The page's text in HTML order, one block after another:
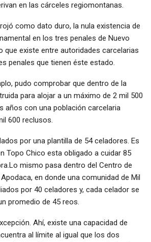
en las cárceles regiomontanas.
como dato duro, la nula existencia de
en los tres penales de Nuevo
que existe entre autoridades carcelarias
penales que tienen éste estado.
pudo comprobar que dentro de la
para alojar a un máximo de 2 mil 500
años con una población carcelaria
600 reclusos.
por una plantilla de 54 celadores. Es
Topo Chico esta obligado a cuidar 85
mismo pasa dentro del Centro de
en donde una comunidad de Mil
por 40 celadores y, cada celador se
promedio de 45 reos.
Ahí, existe una capacidad de
al límite al igual que los dos